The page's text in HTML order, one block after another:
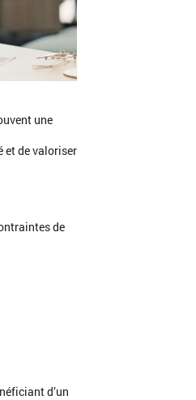
une
et de valoriser
de
d’un